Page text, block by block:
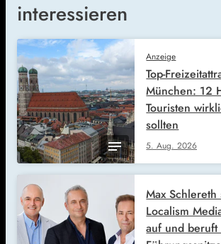
interessieren
Anzeige
5. Aug. 2026
Top-
München: 12
Touristen
sollten
Max
Localism
auf und beruft